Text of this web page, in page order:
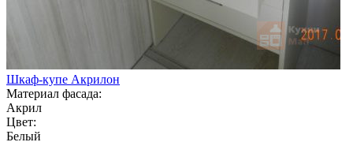
Шкаф-купе Акрилон
Материал фасада:
Акрил
Цвет:
Белый